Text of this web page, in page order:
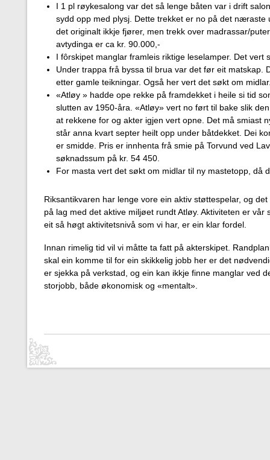
I 1 pl røykesalong var det så lenge båten var i drift
sydd opp med plysj. Dette trekket er no på det
det originalt ikkje fjører, men trekk over madrassar/
avtydinga er ca kr. 90.000,-
I fôrskipet manglar framleis riktige leselamper. Det vert
Under trappa frå byssa til brua var det før eit matskap.
etter gamle teikningar. Også her vert det søkt om
«Atløy » hadde ope rekke på framdekket i heile si tid
slutten av 1950-åra. «Atløy» vert no ført til bake slik
at rekkene for og akter igjen vert opne. Det må smiast
står anna kvart septer heilt opp under båtdekket. Dei
er smidde. Pris er innhenta frå smie på Torvund ved
søknadssum på kr. 54 450.
For masta vert det søkt om midlar til ny mastetopp, då
Riksantikvaren har lenge vore ein aktiv støttespelar, og
på lag med det aktive miljøet rundt Atløy. Aktiviteten er
eit så høgt aktivitetsnivå som vi har, er ein klar fordel.
Innan rimelig tid vil vi måtte ta fatt på akterskipet.
skal ein komme til for ein skikkelig jobb her er det
er sjekka på verkstad, og ein kan ikkje finne manglar ved
storjobb, både økonomisk og «mentalt».